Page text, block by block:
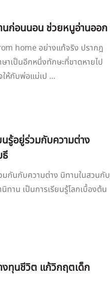
นก่อนนอน ช่วยหนูอ่านออก
home อย่างแท้จริง ปรากฎ
าเป็นอีกหนึ่งทักษะที่ขาดหายไป
ให้กับพ่อแม่เป ...
รู้อยู่ร่วมกับความต่าง
มกันกับความต่าง นิทานในสวนกับ
าน เป็นการเรียนรู้โลกเบื้องต้น
งทุนชีวิต แก้วิกฤตเด็ก